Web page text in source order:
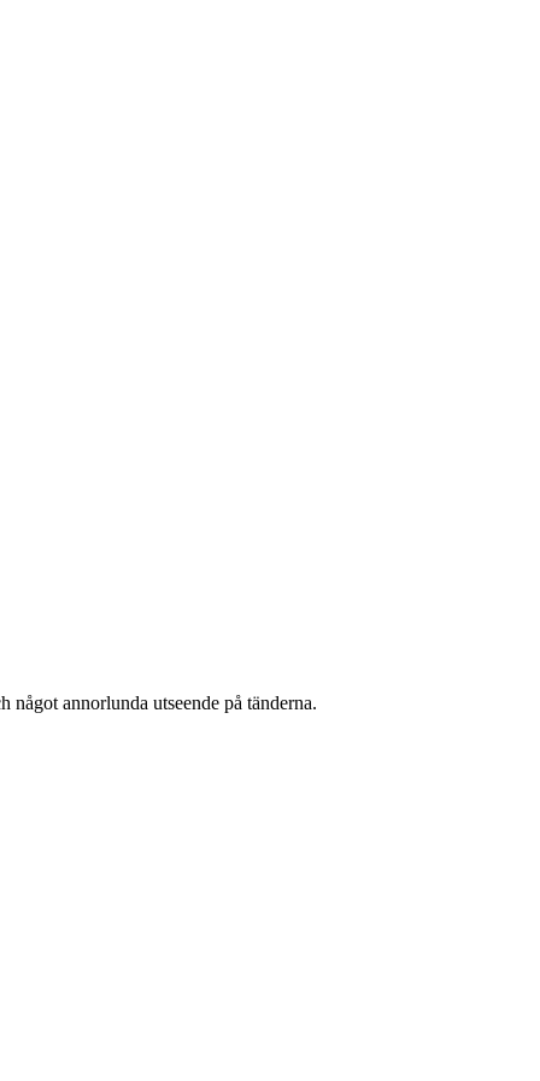
annorlunda utseende på tänderna.